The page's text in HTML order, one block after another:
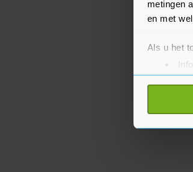
metingen
en met
Als u het
Lees